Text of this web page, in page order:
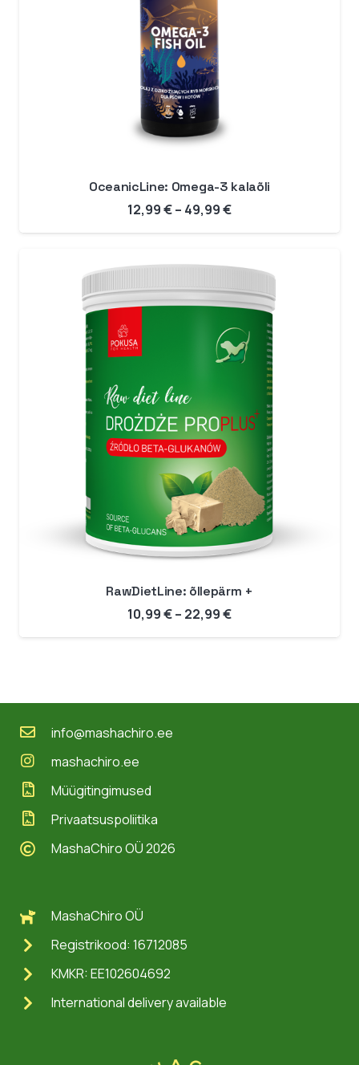
OceanicLine: Omega-3 kalaõli
12,99€– 49,99€Hinnavahemik:
12,99 €
49,99 €
RawDietLine: õllepärm +
10,99€– 22,99€Hinnavahemik:
10,99 €
MashaChiro OÜ
Registrikood: 16712085
KMKR: EE102604692
International delivery available
info@mashachiro.ee
mashachiro.ee
Müügitingimused
Privaatsuspoliitika
MashaChiro OÜ 2026